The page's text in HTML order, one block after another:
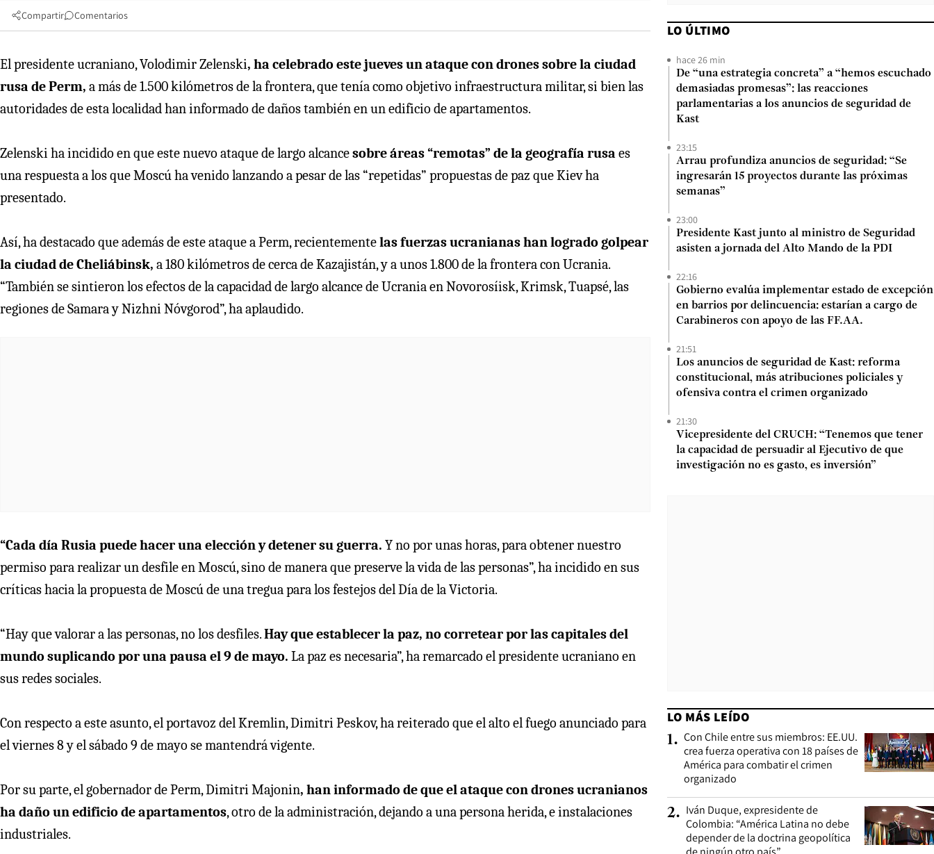
Compartir Comentarios
El presidente ucraniano, Volodimir Zelenski, ha celebrado este jueves un ataque con drones sobre la ciudad
rusa de Perm, a más de 1.500 kilómetros de la frontera, que tenía como objetivo infraestructura militar, si bien las
autoridades de esta localidad han informado de daños también en un edificio de apartamentos.
Zelenski ha incidido en que este nuevo ataque de largo alcancesobre áreas “remotas” de la geografía rusa es
una respuesta a los que Moscú ha venido lanzando a pesar de las “repetidas” propuestas de paz que Kiev ha
presentado.
Así, ha destacado que además de este ataque a Perm, recientementelas fuerzas ucranianas han logrado golpear
la ciudad de Cheliábinsk, a 180 kilómetros de cerca de Kazajistán, y a unos 1.800 de la frontera con Ucrania.
“También se sintieron los efectos de la capacidad de largo alcance de Ucrania en Novorosíisk, Krimsk, Tuapsé, las
regiones de Samara y Nizhni Nóvgorod”, ha aplaudido.
“Cada día Rusia puede hacer una elección y detener su guerra. Y no por unas horas, para obtener nuestro
permiso para realizar un desfile en Moscú, sino de manera que preserve la vida de las personas”, ha incidido en sus
críticas hacia la propuesta de Moscú de una tregua para los festejos del Día de la Victoria.
“Hay que valorar a las personas, no los desfiles.Hay que establecer la paz, no corretear por las capitales del
mundo suplicando por una pausa el 9 de mayo. La paz es necesaria”, ha remarcado el presidente ucraniano en
sus redes sociales.
Con respecto a este asunto, el portavoz del Kremlin, Dimitri Peskov, ha reiterado que el alto el fuego anunciado para
el viernes 8 y el sábado 9 de mayo se mantendrá vigente.
Por su parte, el gobernador de Perm, Dimitri Majonin, han informado de que el ataque con drones ucranianos
ha daño un edificio de apartamentos, otro de la administración, dejando a una persona herida, e instalaciones
industriales.
LO ÚLTIMO
hace 26 min
De “una estrategia concreta” a “hemos escuchado
demasiadas promesas”: las reacciones
parlamentarias a los anuncios de seguridad de
Kast
23:15
Arrau profundiza anuncios de seguridad: “Se
ingresarán 15 proyectos durante las próximas
semanas”
23:00
Presidente Kast junto al ministro de Seguridad
asisten a jornada del Alto Mando de la PDI
22:16
Gobierno evalúa implementar estado de excepción
en barrios por delincuencia: estarían a cargo de
Carabineros con apoyo de las FF.AA.
21:51
Los anuncios de seguridad de Kast: reforma
constitucional, más atribuciones policiales y
ofensiva contra el crimen organizado
21:30
Vicepresidente del CRUCH: “Tenemos que tener
la capacidad de persuadir al Ejecutivo de que
investigación no es gasto, es inversión”
LO MÁS LEÍDO
1. Con Chile entre sus miembros: EE.UU.
crea fuerza operativa con 18 países de
América para combatir el crimen
organizado
2. Iván Duque, expresidente de
Colombia: “América Latina no debe
depender de la doctrina geopolítica